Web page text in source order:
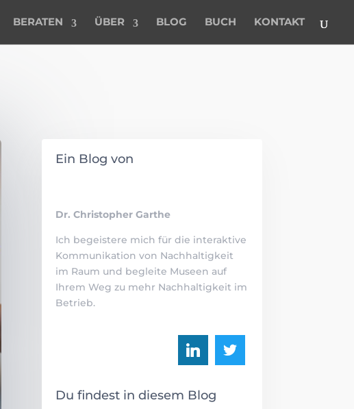
BERATEN ÜBER BLOG BUCH KONTAKT
Ein Blog von
Dr. Christopher Garthe
Ich begeistere mich für die interaktive
Kommunikation von Nachhaltigkeit
im Raum und begleite Museen auf
Ihrem Weg zu mehr Nachhaltigkeit im
Betrieb.
Du findest in diesem Blog